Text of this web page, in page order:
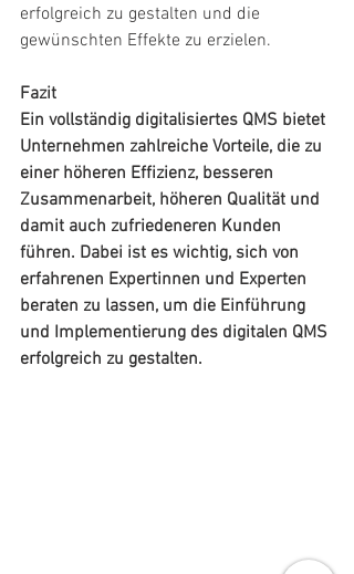
erfolgreich zu gestalten und die
gewünschten Effekte zu erzielen.
Fazit
Ein vollständig digitalisiertes QMS bietet
Unternehmen zahlreiche Vorteile, die zu
einer höheren Effizienz, besseren
Zusammenarbeit, höheren Qualität und
damit auch zufriedeneren Kunden
führen. Dabei ist es wichtig, sich von
erfahrenen Expertinnen und Experten
beraten zu lassen, um die Einführung
und Implementierung des digitalen QMS
erfolgreich zu gestalten.